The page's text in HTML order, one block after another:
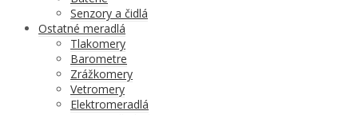
Senzory a čidlá
Ostatné meradlá
Tlakomery
Barometre
Zrážkomery
Vetromery
Elektromeradlá